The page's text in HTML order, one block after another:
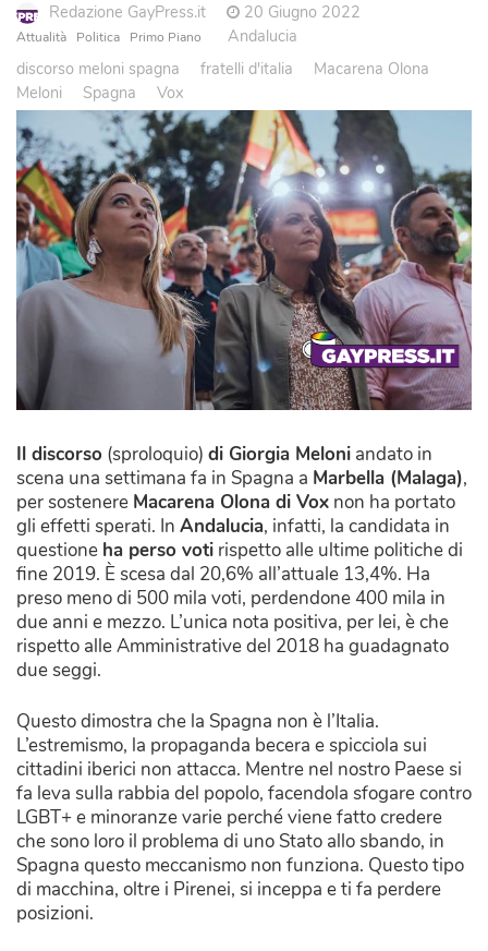
Redazione GayPress.it 20 Giugno 2022
Attualità Politica Primo Piano
Andalucia
discorso meloni spagna
fratelli d'italia
Macarena Olona
Meloni
Spagna Vox
Il discorso (sproloquio) di Giorgia Meloni andato in
scena una settimana fa in Spagna a Marbella (Malaga),
per sostenere Macarena Olona di Vox non ha portato
gli effetti sperati. In Andalucia, infatti, la candidata in
questione ha perso voti rispetto alle ultime politiche di
fine 2019. È scesa dal 20,6% all’attuale 13,4%. Ha
preso meno di 500 mila voti, perdendone 400 mila in
due anni e mezzo. L’unica nota positiva, per lei, è che
rispetto alle Amministrative del 2018 ha guadagnato
due seggi.
Questo dimostra che la Spagna non è l’Italia.
L’estremismo, la propaganda becera e spicciola sui
cittadini iberici non attacca. Mentre nel nostro Paese si
fa leva sulla rabbia del popolo, facendola sfogare contro
LGBT+ e minoranze varie perché viene fatto credere
che sono loro il problema di uno Stato allo sbando, in
Spagna questo meccanismo non funziona. Questo tipo
di macchina, oltre i Pirenei, si inceppa e ti fa perdere
posizioni.